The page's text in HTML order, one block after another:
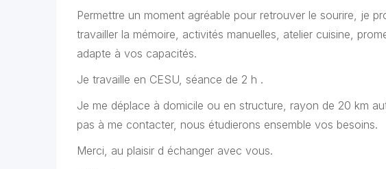
Permettre un moment agréable pour retrouver le sourire, je
travailler la mémoire, activités manuelles, atelier cuisine,
adapte à vos capacités.
Je travaille en CESU, séance de 2 h .
Je me déplace à domicile ou en structure, rayon de 20 km
pas à me contacter, nous étudierons ensemble vos besoins.
Merci, au plaisir d échanger avec vous.